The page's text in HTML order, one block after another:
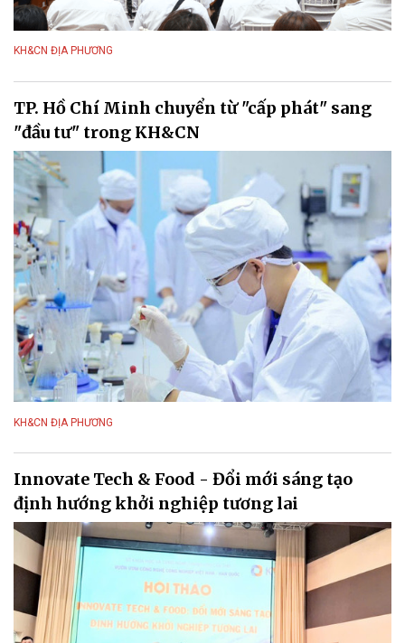
KH&CN ĐỊA PHƯƠNG
TP. Hồ Chí Minh chuyển từ "cấp phát" sang
"đầu tư" trong KH&CN
KH&CN ĐỊA PHƯƠNG
Innovate Tech & Food - Đổi mới sáng tạo
định hướng khởi nghiệp tương lai